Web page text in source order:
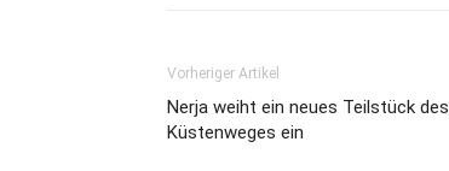
Vorheriger Artikel
Nerja weiht ein neues Teilstück des
Küstenweges ein